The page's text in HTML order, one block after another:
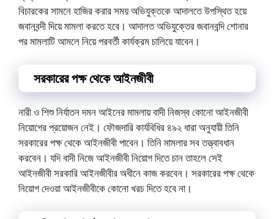
বিচারকের সামনে হাজির করার সময় অভিযুক্তকে আদালতে উপস্থিত হয়ে
জবানবন্দী দিয়ে মামলা করতে হবে। আদালত অভিযুক্তের জবানবন্দি শোনার
পর মামলাটি আমলে নিয়ে পরবর্তী কার্যক্রম চালিয়ে যাবেন।
সরকারের পক্ষ থেকে আইনজীবী
নারী ও শিশু নির্যাতন দমন আইনের মামলায় বাদী নিজস্ব কোনো আইনজীবী
নিয়োগের প্রয়োজন নেই। ফৌজদারি কার্যবিধির ৪৯২ ধারা অনুযায়ী তিনি
সরকারের পক্ষ থেকে আইনজীবী পাবেন। তিনি মামলার সব তত্ত্বাবধান
করবেন। যদি বাদী নিজে আইনজীবী নিয়োগ দিতে চান তাহলে সেই
আইনজীবী সরকারি আইনজীবীর অধীনে কাজ করবেন। সরকারের পক্ষ থেকে
নিয়োগ দেওয়া আইনজীবীকে কোনো খরচ দিতে হবে না।